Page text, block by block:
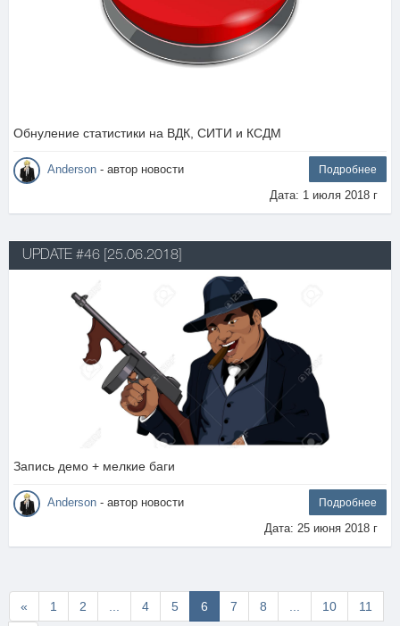
Обнуление статистики на ВДК, СИТИ и КСДМ
Anderson - автор новости Подробнее
Дата: 1 июля 2018 г
UPDATE #46 [25.06.2018]
Запись демо + мелкие баги
Anderson - автор новости Подробнее
Дата: 25 июня 2018 г
« Первая
1 2 4 5 6 7 8 10 11